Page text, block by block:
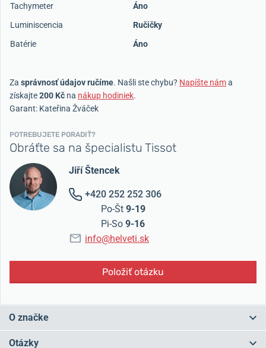
Tachymeter
Áno
Luminiscencia
Ručičky
Batérie
Áno
Za správnosť údajov ručíme. Našli ste chybu? Napíšte náma
získajte200 Kč na nákup hodiniek.
Garant: Kateřina Žváček
POTREBUJETE PORADIŤ?
Obráťte sa na špecialistu Tissot
Jiří Štencek
+420 252 252 306
Po-Št 9-19
Pi-So 9-16
info@helveti.sk
Položiť otázku
O značke
Otázky